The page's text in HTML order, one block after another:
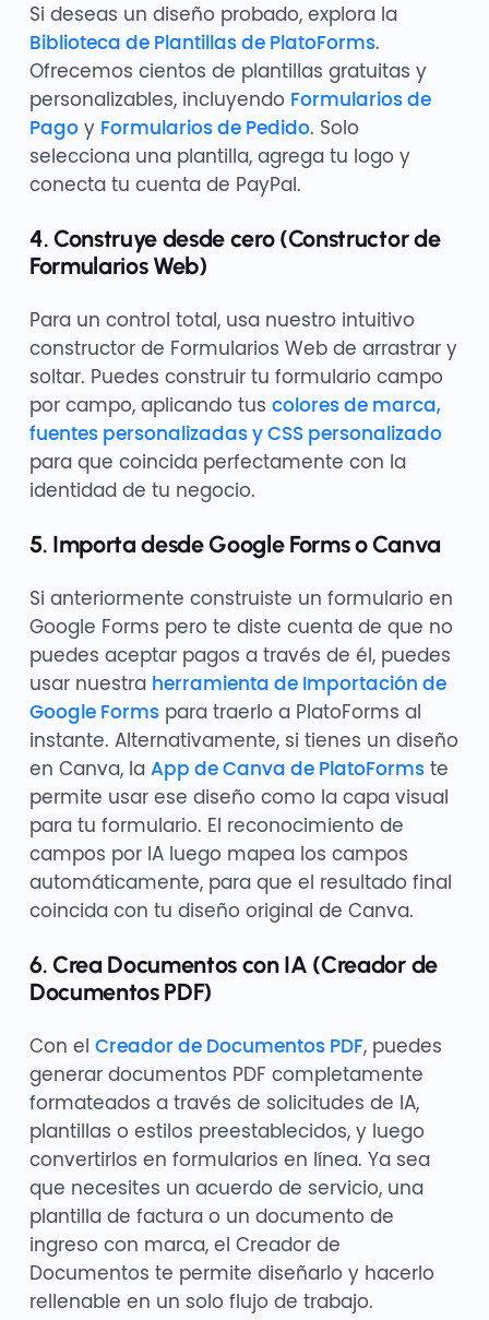
Si deseas un diseño probado, explora la
Biblioteca de Plantillas de PlatoForms.
Ofrecemos cientos de plantillas gratuitas y
personalizables, incluyendo Formularios de
Pagoy Formularios de Pedido. Solo
selecciona una plantilla, agrega tu logo y
conecta tu cuenta de PayPal.
4. Construye desde cero (Constructor de
Formularios Web)
Para un control total, usa nuestro intuitivo
constructor de Formularios Web de arrastrar y
soltar. Puedes construir tu formulario campo
por campo, aplicando tus colores de marca,
fuentes personalizadas y CSS personalizado
para que coincida perfectamente con la
identidad de tu negocio.
5. Importa desde Google Forms o Canva
Si anteriormente construiste un formulario en
Google Forms pero te diste cuenta de que no
puedes aceptar pagos a través de él, puedes
usar nuestra herramienta de Importación de
Google Formspara traerlo a PlatoForms al
instante. Alternativamente, si tienes un diseño
en Canva, la App de Canva de PlatoFormste
permite usar ese diseño como la capa visual
para tu formulario. El reconocimiento de
campos por IA luego mapea los campos
automáticamente, para que el resultado final
coincida con tu diseño original de Canva.
6. Crea Documentos con IA (Creador de
Documentos PDF)
Con el Creador de Documentos PDF, puedes
generar documentos PDF completamente
formateados a través de solicitudes de IA,
plantillas o estilos preestablecidos, y luego
convertirlos en formularios en línea. Ya sea
que necesites un acuerdo de servicio, una
plantilla de factura o un documento de
ingreso con marca, el Creador de
Documentos te permite diseñarlo y hacerlo
rellenable en un solo flujo de trabajo.